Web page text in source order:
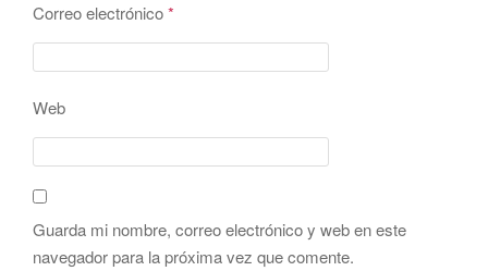
Correo electrónico*
Web
Guarda mi nombre, correo electrónico y web en este
navegador para la próxima vez que comente.